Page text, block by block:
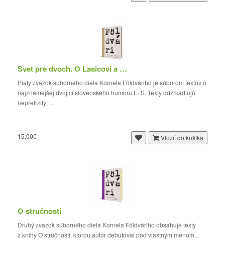
Svet pre dvoch. O Lasicovi a Satinskom
Piaty zväzok súborného diela Kornela Földváriho je súborom textov o
najznámejšej dvojici slovenského humoru L+S. Texty odzrkadľujú
nepretržitý, ...
15,00€ Vložiť do košíka
O stručnosti
Druhý zväzok súborného diela Kornela Földváriho obsahuje texty
z knihy O stručnosti, ktorou autor debutoval pod vlastným menom...